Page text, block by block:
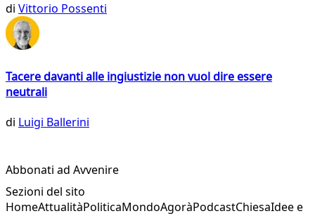
di Vittorio Possenti
Tacere davanti alle ingiustizie non vuol dire essere
neutrali
di Luigi Ballerini
Abbonati ad Avvenire
Sezioni del sito
HomeAttualitàPoliticaMondoAgoràPodcastChiesaIdee e